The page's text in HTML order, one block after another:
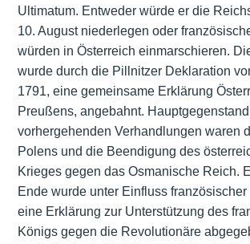
Ultimatum. Entweder würde er die
10. August niederlegen oder
würden in Österreich einmarschieren.
wurde durch die Pillnitzer Deklaration
1791, eine gemeinsame Erklärung
Preußens, angebahnt.
vorhergehenden Verhandlungen waren
Polens und die Beendigung des
Krieges gegen das Osmanische Reich.
Ende wurde unter Einfluss
eine Erklärung zur Unterstützung des
Königs gegen die Revolutionäre